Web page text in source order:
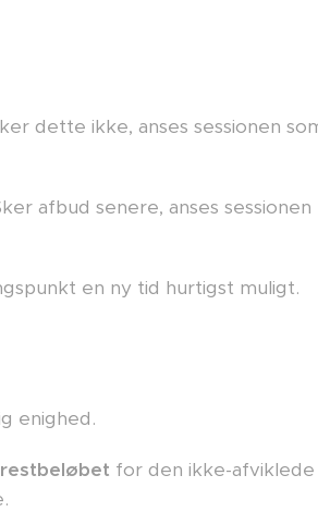
dette ikke, anses sessionen
afbud senere, anses sessionen
en ny tid hurtigst muligt.
enighed.
for den ikke-afviklede